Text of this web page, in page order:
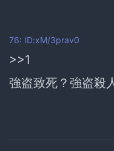
76: ID:xM/3prav0
>>1
強盗致死？強盗殺